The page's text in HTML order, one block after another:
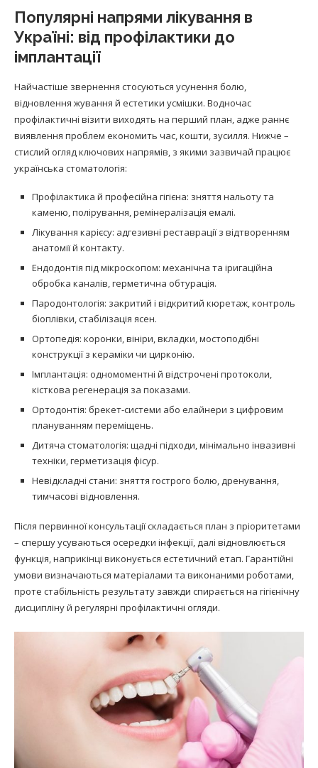
Популярні напрями лікування в
Україні: від профілактики до
імплантації
Найчастіше звернення стосуються усунення болю,
відновлення жування й естетики усмішки. Водночас
профілактичні візити виходять на перший план, адже раннє
виявлення проблем економить час, кошти, зусилля. Нижче –
стислий огляд ключових напрямів, з якими зазвичай працює
українська стоматологія:
Профілактика й професійна гігієна: зняття нальоту та
каменю, полірування, ремінералізація емалі.
Лікування карієсу: адгезивні реставрації з відтворенням
анатомії й контакту.
Ендодонтія під мікроскопом: механічна та іригаційна
обробка каналів, герметична обтурація.
Пародонтологія: закритий і відкритий кюретаж, контроль
біоплівки, стабілізація ясен.
Ортопедія: коронки, вініри, вкладки, мостоподібні
конструкції з кераміки чи цирконію.
Імплантація: одномоментні й відстрочені протоколи,
кісткова регенерація за показами.
Ортодонтія: брекет-системи або елайнери з цифровим
плануванням переміщень.
Дитяча стоматологія: щадні підходи, мінімально інвазивні
техніки, герметизація фісур.
Невідкладні стани: зняття гострого болю, дренування,
тимчасові відновлення.
Після первинної консультації складається план з пріоритетами
– спершу усуваються осередки інфекції, далі відновлюється
функція, наприкінці виконується естетичний етап. Гарантійні
умови визначаються матеріалами та виконаними роботами,
проте стабільність результату завжди спирається на гігієнічну
дисципліну й регулярні профілактичні огляди.